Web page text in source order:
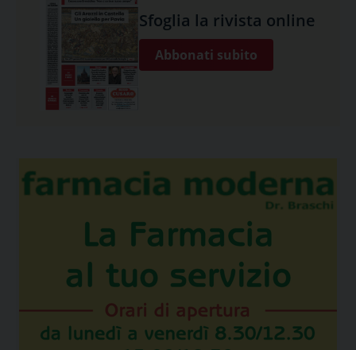
Sfoglia la rivista online
Abbonati subito